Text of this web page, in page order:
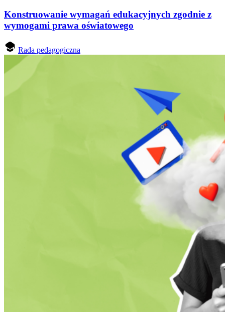
Konstruowanie wymagań edukacyjnych zgodnie z
wymogami prawa oświatowego
Rada pedagogiczna